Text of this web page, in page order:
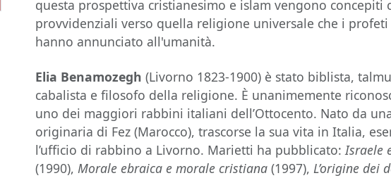
questa prospettiva cristianesimo e islam vengono concepiti
provvidenziali verso quella religione universale che i profeti
hanno annunciato all'umanità.
Elia Benamozegh (Livorno 1823-1900) è stato biblista,
cabalista e filosofo della religione. È unanimemente
uno dei maggiori rabbini italiani dell’Ottocento. Nato da
originaria di Fez (Marocco), trascorse la sua vita in Italia,
l’ufficio di rabbino a Livorno. Marietti ha pubblicato:Israele
(1990),Morale ebraica e morale cristiana (1997),L’origine dei